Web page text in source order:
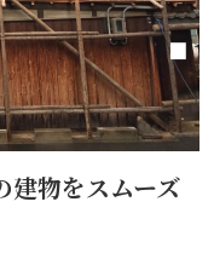
建物をスムーズ